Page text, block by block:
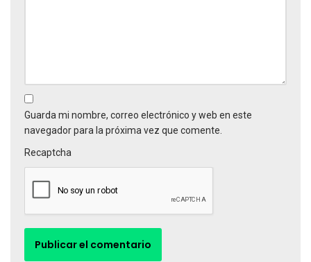
Guarda mi nombre, correo electrónico y web en este
navegador para la próxima vez que comente.
Recaptcha